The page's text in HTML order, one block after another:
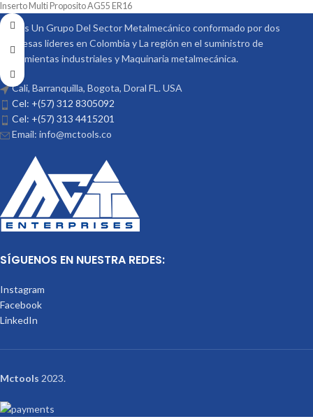
Inserto Multi Proposito AG55 ER16
Somos Un Grupo Del Sector Metalmecánico conformado por dos
empresas lideres en Colombia y La región en el suministro de
Herramientas industriales y Maquinaria metalmecánica.
Cali, Barranquilla, Bogota, Doral FL. USA
Cel: +(57) 312 8305092
Cel: +(57) 313 4415201
Email: info@mctools.co
SÍGUENOS EN NUESTRA REDES:
Instagram
Facebook
LinkedIn
Mctools 2023.